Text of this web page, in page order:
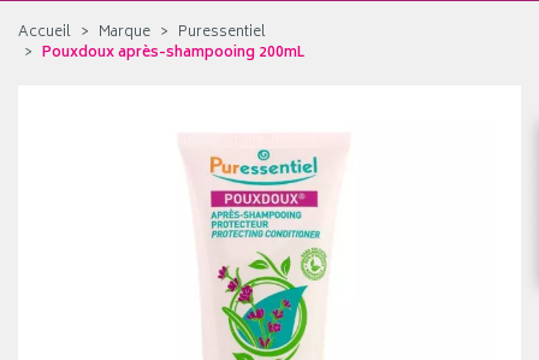
Accueil Marque
Puressentiel
Pouxdoux après-shampooing 200mL